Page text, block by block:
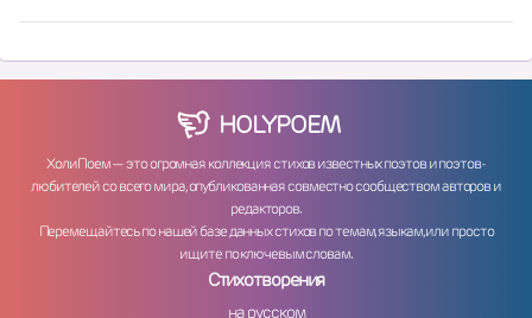
HOLYPOEM
ХолиПоем — это огромная коллекция стихов известных поэтов и поэтов-
любителей со всего мира, опубликованная совместно сообществом авторов и
редакторов.
Перемещайтесь по нашей базе данных стихов по темам, языкам, или просто
ищите по ключевым словам.
Стихотворения
на русском